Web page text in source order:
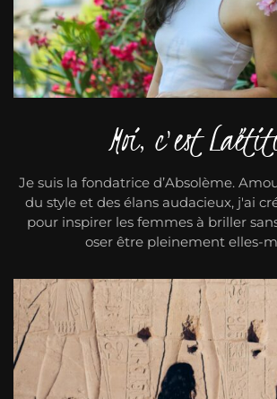
Moi, c'est
Je suis la fondatrice d’Absolème.
du style et des élans audacieux, j'ai
pour inspirer les femmes à briller sans
oser être pleinement elles-